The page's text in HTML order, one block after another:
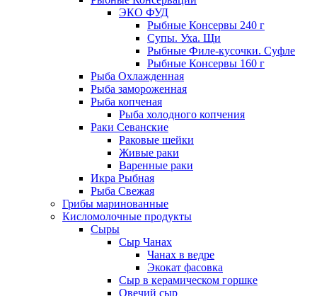
ЭКО ФУД
Рыбные Консервы 240 г
Супы. Уха. Щи
Рыбные Филе-кусочки. Суфле
Рыбные Консервы 160 г
Рыба Охлажденная
Рыба замороженная
Рыба копченая
Рыба холодного копчения
Раки Севанские
Раковые шейки
Живые раки
Варенные раки
Икра Рыбная
Рыба Свежая
Грибы маринованные
Кисломолочные продукты
Сыры
Сыр Чанах
Чанах в ведре
Экокат фасовка
Сыр в керамическом горшке
Овечий сыр